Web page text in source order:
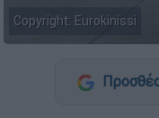
Copyright: Eurokinissi